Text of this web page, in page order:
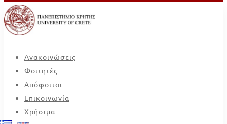
Ανακοινώσεις
Φοιτητές
Απόφοιτοι
Επικοινωνία
Χρήσιμα